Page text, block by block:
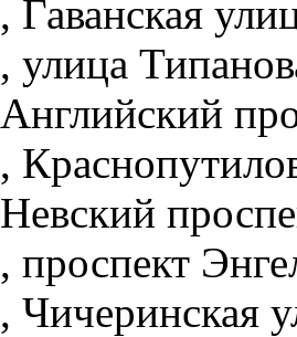
, Гаванская
, улица
Английский
,
Невский
, проспект
, Чичеринская